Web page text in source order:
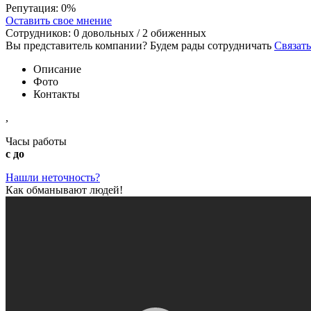
Репутация: 0%
Оставить свое мнение
Сотрудников: 0 довольных / 2 обиженных
Вы представитель компании? Будем рады сотрудничать
Описание
Фото
Контакты
,
Часы работы
с до
Нашли неточность?
Как обманывают людей!